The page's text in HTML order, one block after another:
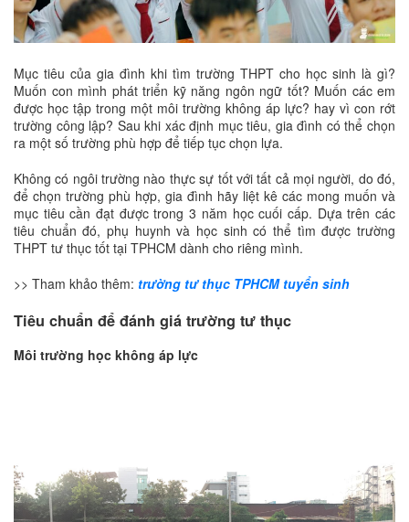
Mục tiêu của gia đình khi tìm trường THPT cho học sinh là gì?
Muốn con mình phát triển kỹ năng ngôn ngữ tốt? Muốn các em
được học tập trong một môi trường không áp lực? hay vì con rớt
trường công lập? Sau khi xác định mục tiêu, gia đình có thể chọn
ra một số trường phù hợp để tiếp tục chọn lựa.
Không có ngôi trường nào thực sự tốt với tất cả mọi người, do đó,
để chọn trường phù hợp, gia đình hãy liệt kê các mong muốn và
mục tiêu cần đạt được trong 3 năm học cuối cấp. Dựa trên các
tiêu chuẩn đó, phụ huynh và học sinh có thể tìm được trường
THPT tư thục tốt tại TPHCM dành cho riêng mình.
>> Tham khảo thêm: trường tư thục TPHCM tuyển sinh
Tiêu chuẩn để đánh giá trường tư thục
Môi trường học không áp lực